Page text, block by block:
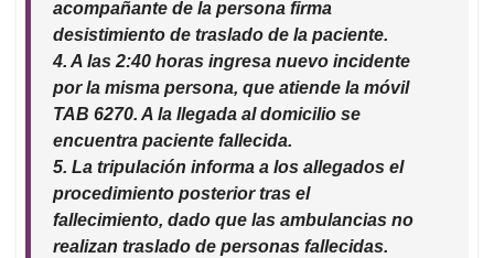
acompañante de la persona firma
desistimiento de traslado de la paciente.
4. A las 2:40 horas ingresa nuevo incidente
por la misma persona, que atiende la móvil
TAB 6270. A la llegada al domicilio se
encuentra paciente fallecida.
5. La tripulación informa a los allegados el
procedimiento posterior tras el
fallecimiento, dado que las ambulancias no
realizan traslado de personas fallecidas.